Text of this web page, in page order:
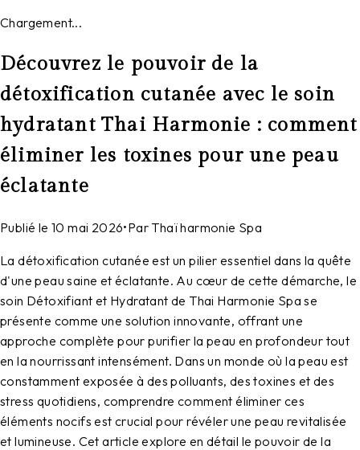
Chargement...
Découvrez le pouvoir de la
détoxification cutanée avec le soin
hydratant Thai Harmonie : comment
éliminer les toxines pour une peau
éclatante
Publié le 10 mai 2026•Par Thaï harmonie Spa
La détoxification cutanée est un pilier essentiel dans la quête
d'une peau saine et éclatante. Au cœur de cette démarche, le
soin Détoxifiant et Hydratant de Thai Harmonie Spa se
présente comme une solution innovante, offrant une
approche complète pour purifier la peau en profondeur tout
en la nourrissant intensément. Dans un monde où la peau est
constamment exposée à des polluants, des toxines et des
stress quotidiens, comprendre comment éliminer ces
éléments nocifs est crucial pour révéler une peau revitalisée
et lumineuse. Cet article explore en détail le pouvoir de la